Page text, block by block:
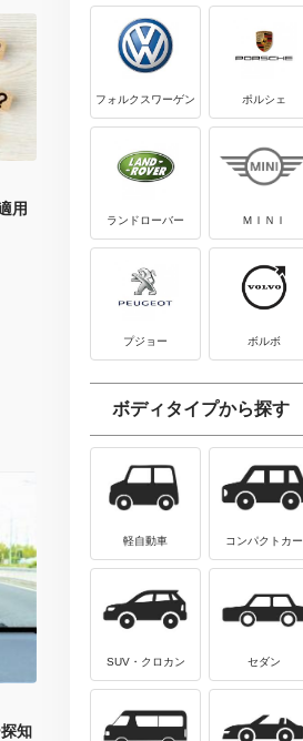
用
知
フォルクスワーゲン ポルシェ
ランドローバー ＭＩＮＩ
プジョー ボルボ
ボディタイプから探す
軽自動車 コンパクトカー
SUV・クロカン セダン